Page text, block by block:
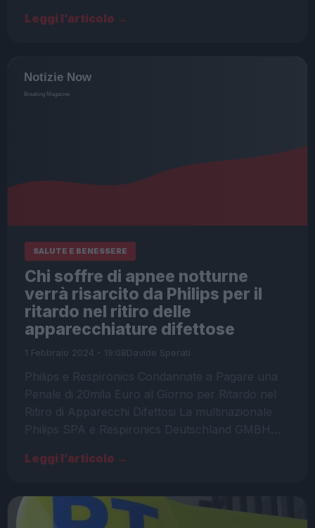
Leggi l’articolo →
SALUTE E BENESSERE
Chi soffre di apnee notturne
verrà risarcito da Philips per il
ritardo nel ritiro delle
apparecchiature difettose
1 Febbraio 2024 - 19:08Davide Sperati
Philips e Respironics Condannate a Pagare una
Penale di 20mila Euro al Giorno per Ritardo nel
Ritiro di Apparecchi Difettosi La multinazionale
Philips SPA e Respironics Deutschland GMBH…
Leggi l’articolo →